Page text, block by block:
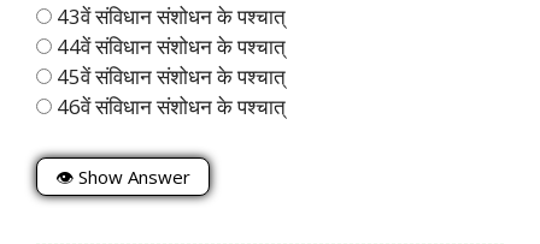
43वें संविधान संशोधन के पश्चात्
44वें संविधान संशोधन के पश्चात्
45वें संविधान संशोधन के पश्चात्
46वें संविधान संशोधन के पश्चात्
👁 Show Answer